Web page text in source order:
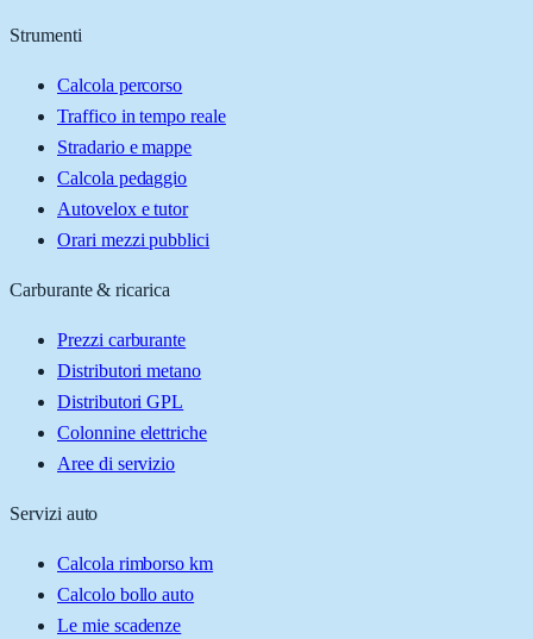
Strumenti
Calcola percorso
Traffico in tempo reale
Stradario e mappe
Calcola pedaggio
Autovelox e tutor
Orari mezzi pubblici
Carburante & ricarica
Prezzi carburante
Distributori metano
Distributori GPL
Colonnine elettriche
Aree di servizio
Servizi auto
Calcola rimborso km
Calcolo bollo auto
Le mie scadenze